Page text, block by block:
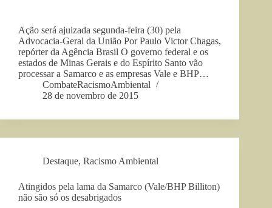
Ação será ajuizada segunda-feira (30) pela
Advocacia-Geral da União Por Paulo Victor Chagas,
repórter da Agência Brasil O governo federal e os
estados de Minas Gerais e do Espírito Santo vão
processar a Samarco e as empresas Vale e BHP…
CombateRacismoAmbiental
28 de novembro de 2015
Destaque, Racismo Ambiental
Atingidos pela lama da Samarco (Vale/BHP Billiton)
não são só os desabrigados